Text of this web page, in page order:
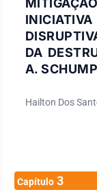
DA
A.
Hailton Dos
Capítulo 3